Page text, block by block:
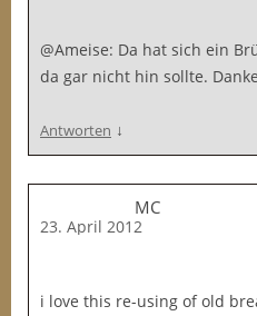
@Ameise: Da hat sich ein
da gar nicht hin sollte.
Antworten ↓
MC
23. April 2012
i love this re-using of old